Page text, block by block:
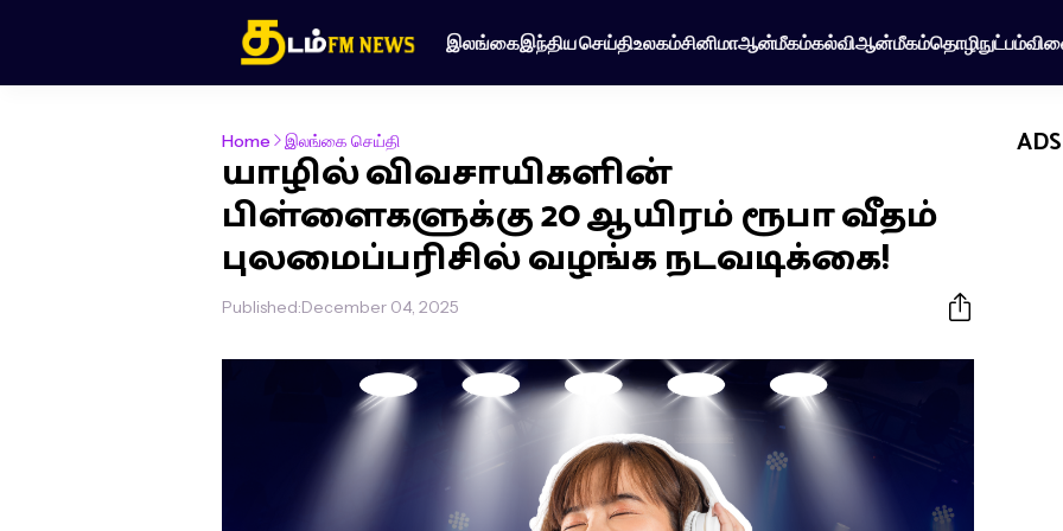
இலங்கைஇந்திய செய்திஉலகம்சினிமாஆன்மீகம்கல்விஆன்மீகம்தொழிநுட்பம்
Home இலங்கை செய்தி
யாழில் விவசாயிகளின்
பிள்ளைகளுக்கு 20 ஆயிரம் ரூபா வீதம்
புலமைப்பரிசில் வழங்க நடவடிக்கை!
Published:December 04, 2025
ADS